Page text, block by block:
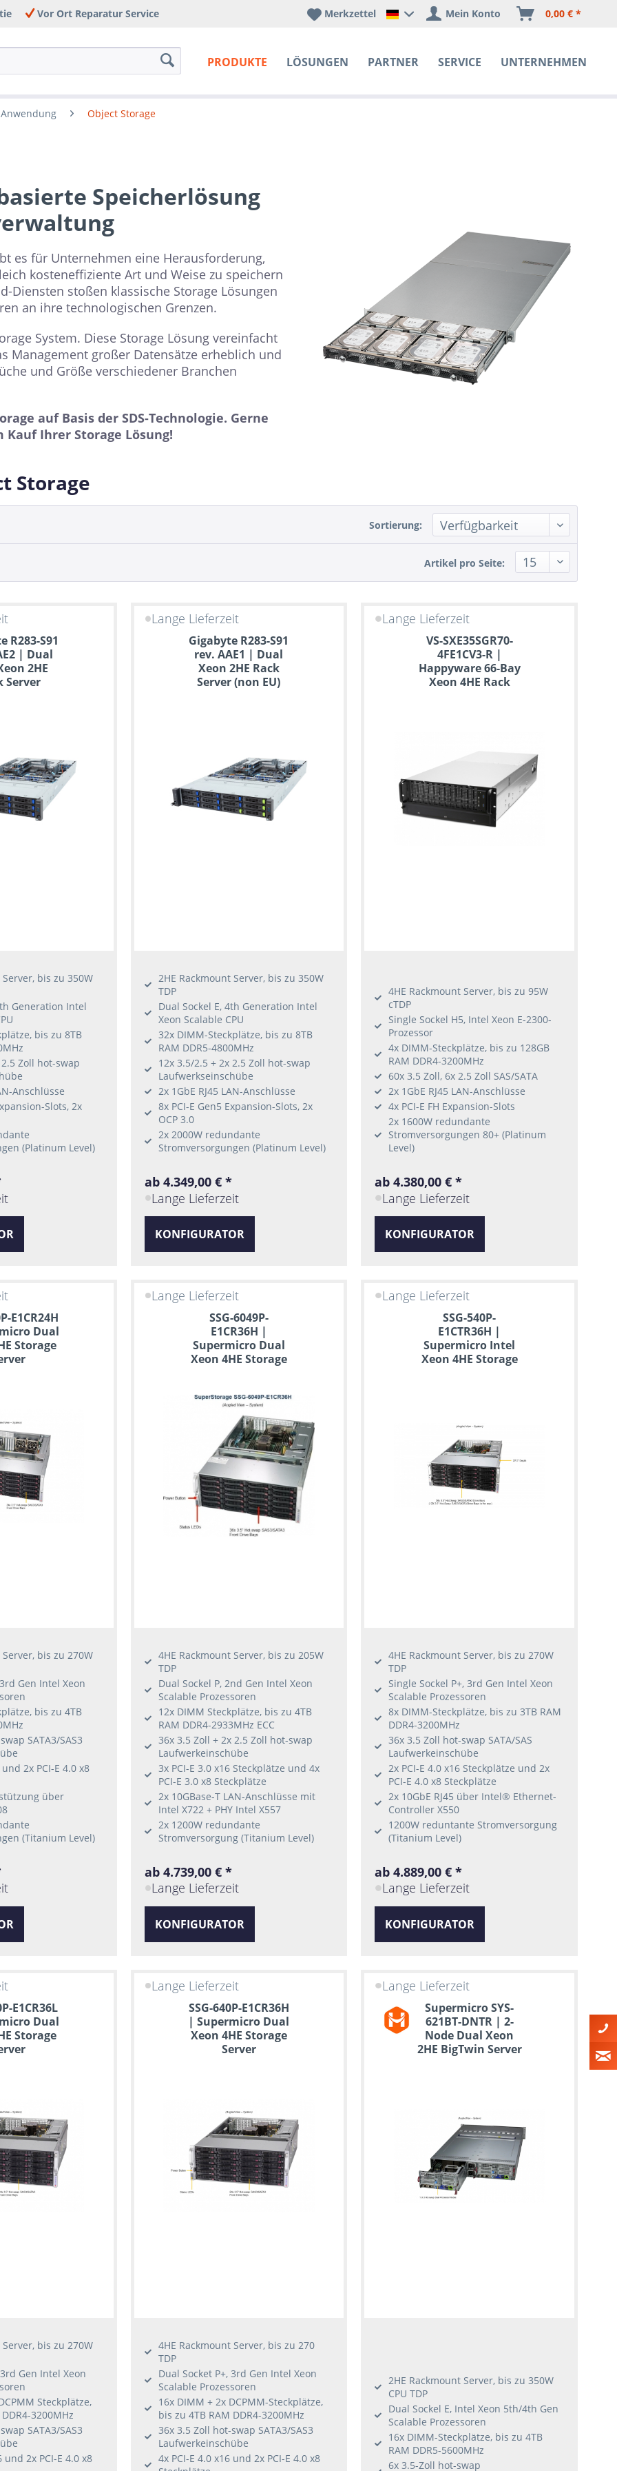
Vor Ort Reparatur Service
PRODUKTE LÖSUNGEN PARTNER SERVICE UNTERNEHMEN
Happyware Deutschland
Merkzettel Mein Konto 0,00 € *
Object Storage
Speicherlösung
es für Unternehmen eine Herausforderung,
kosteneffiziente Art und Weise zu speichern
Diensten stoßen klassische Storage Lösungen
an ihre technologischen Grenzen.
System. Diese Storage Lösung vereinfacht
Management großer Datensätze erheblich und
und Größe verschiedener Branchen
auf Basis der SDS-Technologie. Gerne
Ihrer Storage Lösung!
Storage
Sortierung:
Artikel pro Seite:
R283-S91
| Dual
2HE
Server
bis zu 350W
Generation Intel
bis zu 8TB
Zoll hot-swap
Anschlüsse
Slots, 2x
(Platinum Level)
Lange Lieferzeit
Gigabyte R283-S91
rev. AAE1 | Dual
Xeon 2HE Rack
Server (non EU)
2HE Rackmount Server, bis zu 350W
TDP
Dual Sockel E, 4th Generation Intel
Xeon Scalable CPU
32x DIMM-Steckplätze, bis zu 8TB
RAM DDR5-4800MHz
12x 3.5/2.5 + 2x 2.5 Zoll hot-swap
Laufwerkseinschübe
2x 1GbE RJ45 LAN-Anschlüsse
8x PCI-E Gen5 Expansion-Slots, 2x
OCP 3.0
2x 2000W redundante
Stromversorgungen (Platinum Level)
ab 4.349,00 € *
Lange Lieferzeit
KONFIGURATOR
Lange Lieferzeit
VS-SXE35SGR70-
4FE1CV3-R |
Happyware 66-Bay
Xeon 4HE Rack
4HE Rackmount Server, bis zu 95W
cTDP
Single Sockel H5, Intel Xeon E-2300-
Prozessor
4x DIMM-Steckplätze, bis zu 128GB
RAM DDR4-3200MHz
60x 3.5 Zoll, 6x 2.5 Zoll SAS/SATA
2x 1GbE RJ45 LAN-Anschlüsse
4x PCI-E FH Expansion-Slots
2x 1600W redundante
Stromversorgungen 80+ (Platinum
Level)
ab 4.380,00 € *
Lange Lieferzeit
KONFIGURATOR
E1CR24H
Dual
Storage
bis zu 270W
Gen Intel Xeon
bis zu 4TB
SATA3/SAS3
2x PCI-E 4.0 x8
über
(Titanium Level)
Lange Lieferzeit
SSG-6049P-
E1CR36H |
Supermicro Dual
Xeon 4HE Storage
4HE Rackmount Server, bis zu 205W
TDP
Dual Sockel P, 2nd Gen Intel Xeon
Scalable Prozessoren
12x DIMM Steckplätze, bis zu 4TB
RAM DDR4-2933MHz ECC
36x 3.5 Zoll + 2x 2.5 Zoll hot-swap
Laufwerkeinschübe
3x PCI-E 3.0 x16 Steckplätze und 4x
PCI-E 3.0 x8 Steckplätze
2x 10GBase-T LAN-Anschlüsse mit
Intel X722 + PHY Intel X557
2x 1200W redundante
Stromversorgung (Titanium Level)
ab 4.739,00 € *
Lange Lieferzeit
KONFIGURATOR
Lange Lieferzeit
SSG-540P-
E1CTR36H |
Supermicro Intel
Xeon 4HE Storage
4HE Rackmount Server, bis zu 270W
TDP
Single Sockel P+, 3rd Gen Intel Xeon
Scalable Prozessoren
8x DIMM-Steckplätze, bis zu 3TB RAM
DDR4-3200MHz
36x 3.5 Zoll hot-swap SATA/SAS
Laufwerkeinschübe
2x PCI-E 4.0 x16 Steckplätze und 2x
PCI-E 4.0 x8 Steckplätze
2x 10GbE RJ45 über Intel® Ethernet-
Controller X550
1200W reduntante Stromversorgung
(Titanium Level)
ab 4.889,00 € *
Lange Lieferzeit
KONFIGURATOR
E1CR36L
Dual
Storage
bis zu 270W
Gen Intel Xeon
Steckplätze,
3200MHz
SATA3/SAS3
und 2x PCI-E 4.0 x8
Lange Lieferzeit
SSG-640P-E1CR36H
| Supermicro Dual
Xeon 4HE Storage
Server
4HE Rackmount Server, bis zu 270
TDP
Dual Socket P+, 3rd Gen Intel Xeon
Scalable Prozessoren
16x DIMM + 2x DCPMM-Steckplätze,
bis zu 4TB RAM DDR4-3200MHz
36x 3.5 Zoll hot-swap SATA3/SAS3
Laufwerkeinschübe
4x PCI-E 4.0 x16 und 2x PCI-E 4.0 x8
Lange Lieferzeit
Supermicro SYS-
621BT-DNTR | 2-
Node Dual Xeon
2HE BigTwin Server
2HE Rackmount Server, bis zu 350W
CPU TDP
Dual Sockel E, Intel Xeon 5th/4th Gen
Scalable Prozessoren
16x DIMM-Steckplätze, bis zu 4TB
RAM DDR5-5600MHz
6x 3.5-Zoll hot-swap